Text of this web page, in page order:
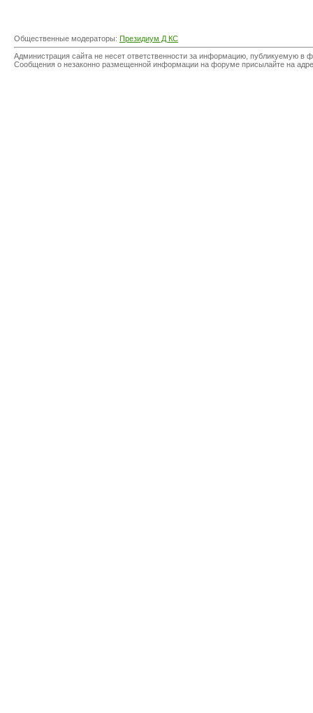
Общественные модераторы: Президиум Д КС
Администрация сайта не несет ответственности за информацию, публикуемую
Сообщения о незаконно размещенной информации на форуме присылайте на